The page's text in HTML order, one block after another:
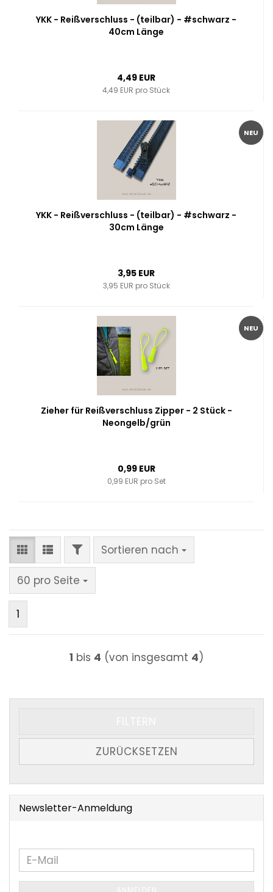
YKK - Reißverschluss - (teilbar) - #schwarz -
40cm Länge
4,49 EUR
4,49 EUR pro Stück
NEU
YKK - Reißverschluss - (teilbar) - #schwarz -
30cm Länge
3,95 EUR
3,95 EUR pro Stück
NEU
Zieher für Reißverschluss Zipper - 2 Stück -
Neongelb/grün
0,99 EUR
0,99 EUR pro Set
FILTERSortieren nach
Sortieren nach
60 pro Seite
pro Seite
1
1 bis 4 (von insgesamt 4)
ZURÜCKSETZEN
Newsletter-Anmeldung
WEITER
ZUR
NEWSLETTER-
E-
Mail